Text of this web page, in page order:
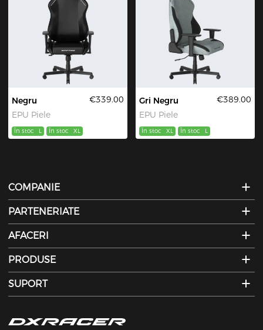
Negru
EPU Piele
€339.00
În stoc L În stoc XL
Gri Negru
EPU Piele
€389.00
În stoc XL În stoc L
COMPANIE
PARTENERIATE
AFACERI
PRODUSE
SUPORT